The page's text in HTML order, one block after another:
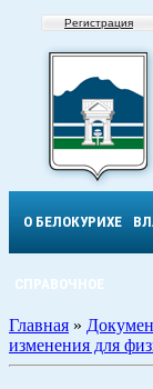
Регистрация
О БЕЛОКУРИХЕ
СПРАВОЧНОЕ
Главная »
изменения для